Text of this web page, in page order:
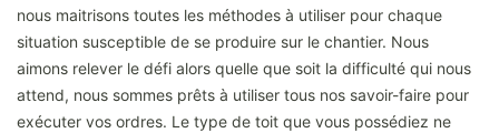
nous maitrisons toutes les méthodes à utiliser pour chaque
situation susceptible de se produire sur le chantier. Nous
aimons relever le défi alors quelle que soit la difficulté qui nous
attend, nous sommes prêts à utiliser tous nos savoir-faire pour
exécuter vos ordres. Le type de toit que vous possédiez ne